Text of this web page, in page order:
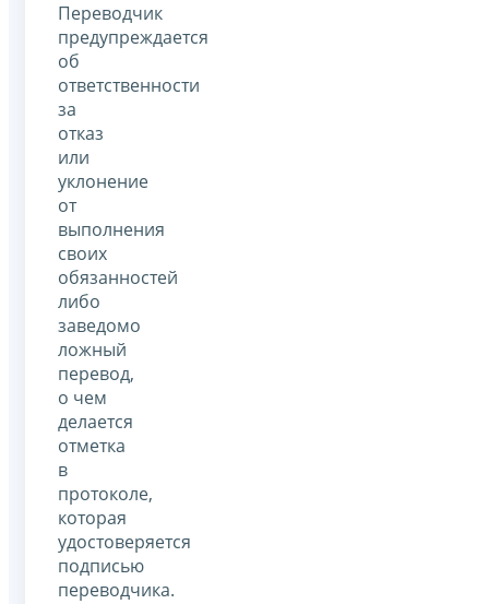
Переводчик
предупреждается
об
ответственности
за
отказ
или
уклонение
от
выполнения
своих
обязанностей
либо
заведомо
ложный
перевод,
о чем
делается
отметка
в
протоколе,
которая
удостоверяется
подписью
переводчика.